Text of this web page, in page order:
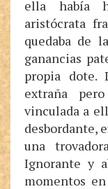
ella había
aristócrata
quedaba de
ganancias
propia dote.
extraña
vinculada a
desbordante,
una
Ignorante y
momentos